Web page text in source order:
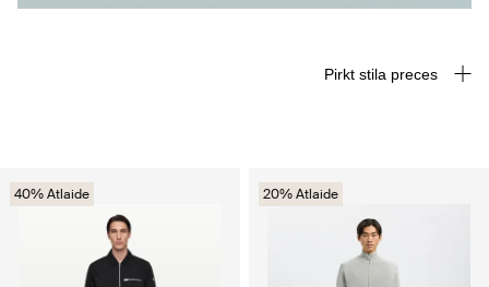
40% Atlaide 20% Atlaide
Pirkt stila preces